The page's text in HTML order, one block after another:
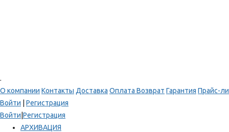
.
О компании Контакты Доставка Оплата Возврат Гарантия Прайс-
Войти
Регистрация
Войти Регистрация
АРХИВАЦИЯ